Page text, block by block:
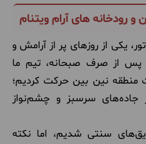
رودخانه های آرام ویتنام
یکی از روزهای پر از آرامش و
از صرف صبحانه، تیم ما
نین بین حرکت کردیم؛
جاده‌های سرسبز و چشم‌نواز
سنتی شدیم، اما نکته